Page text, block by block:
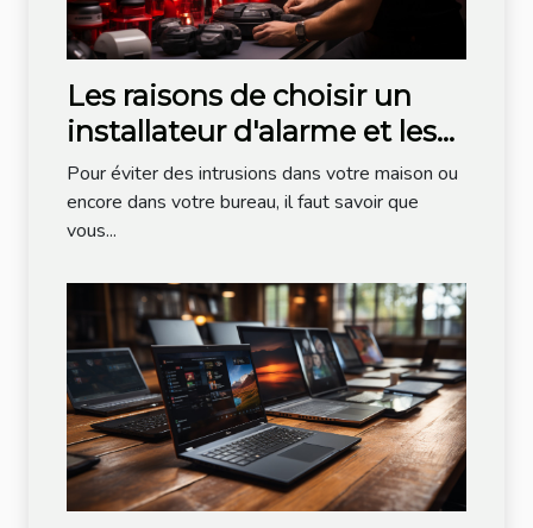
Les raisons de choisir un
installateur d'alarme et les
critères de choix
Pour éviter des intrusions dans votre maison ou
encore dans votre bureau, il faut savoir que
vous...